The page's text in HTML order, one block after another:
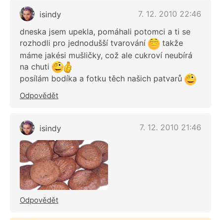
isindy
7. 12. 2010 22:46
dneska jsem upekla, pomáhali potomci a ti se
rozhodli pro jednodušší tvarování
takže
máme jakési mušličky, což ale cukroví neubírá
na chuti
posílám bodíka a fotku těch našich patvarů
Odpovědět
isindy 7. 12. 2010 21:46
Odpovědět